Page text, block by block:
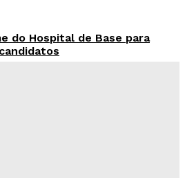
do Hospital de Base para